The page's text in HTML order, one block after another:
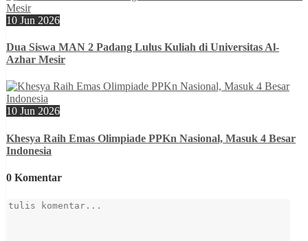
10 Jun 2026
Dua Siswa MAN 2 Padang Lulus Kuliah di Universitas Al-
Azhar Mesir
10 Jun 2026
Khesya Raih Emas Olimpiade PPKn Nasional, Masuk 4 Besar
Indonesia
0 Komentar